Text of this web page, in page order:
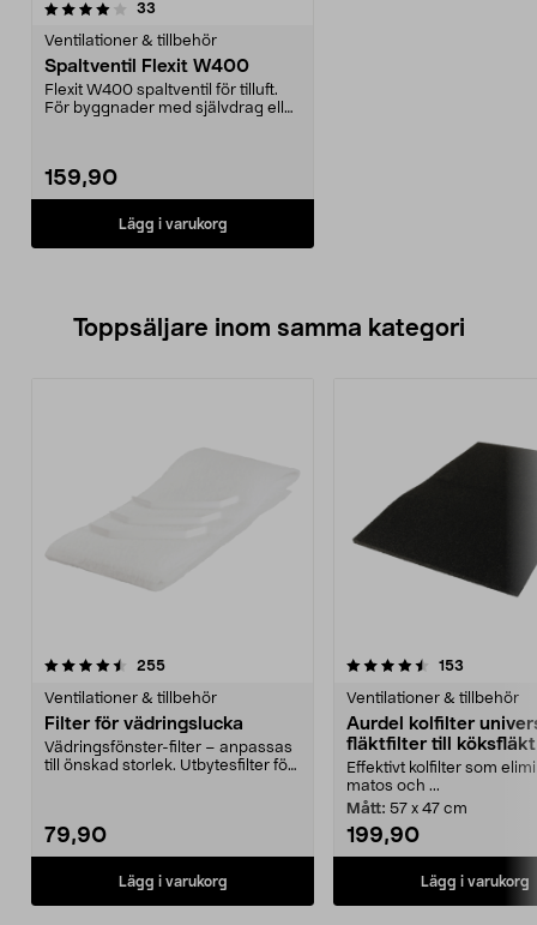
33
Ventilationer & tillbehör
Spaltventil Flexit W400
Flexit W400 spaltventil för tilluft.
För byggnader med självdrag eller
159,90
Lägg i varukorg
Toppsäljare inom samma kategori
255recensioner
Ventilationer & tillbehör
Filter för vädringslucka
Vädringsfönster-filter – anpassas
till önskad storlek. Utbytesfilter för
79,90
Lägg i varukorg
4.5 av 5 stjärnor 153
Ventilationer & tillbehör
Aurdel kolfilter
fläktfilter till köksfläkt
Effektivt kolfilter som
matos och ...
Mått: 57 x 47 cm
199,90
Lägg i varukorg
4.5 av 5 stjärnor